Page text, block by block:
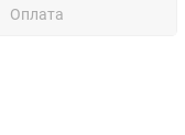
Оплата